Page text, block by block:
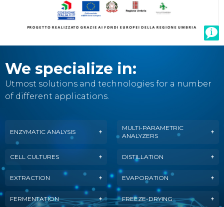
We specialize in:
Utmost solutions and technologies for a number
of different applications.
ENZYMATIC ANALYSIS
MULTI-PARAMETRIC
ANALYZERS
CELL CULTURES DISTILLATION
EXTRACTION EVAPORATION
FERMENTATION FREEZE-DRYING